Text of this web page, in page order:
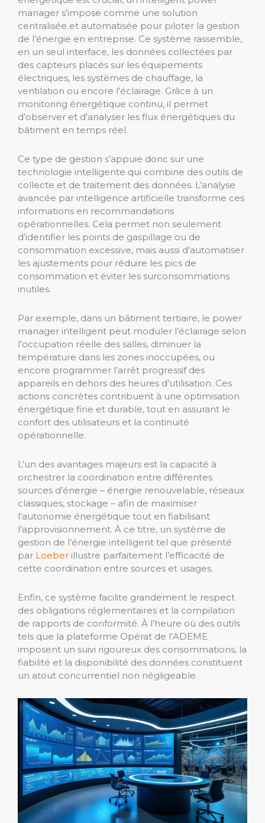
manager s’impose comme une solution
centralisée et automatisée pour piloter la gestion
de l’énergie en entreprise. Ce système rassemble,
en un seul interface, les données collectées par
des capteurs placés sur les équipements
électriques, les systèmes de chauffage, la
ventilation ou encore l’éclairage. Grâce à un
monitoring énergétique continu, il permet
d’observer et d’analyser les flux énergétiques du
bâtiment en temps réel.
Ce type de gestion s’appuie donc sur une
technologie intelligente qui combine des outils de
collecte et de traitement des données. L’analyse
avancée par intelligence artificielle transforme ces
informations en recommandations
opérationnelles. Cela permet non seulement
d’identifier les points de gaspillage ou de
consommation excessive, mais aussi d’automatiser
les ajustements pour réduire les pics de
consommation et éviter les surconsommations
inutiles.
Par exemple, dans un bâtiment tertiaire, le power
manager intelligent peut moduler l’éclairage selon
l’occupation réelle des salles, diminuer la
température dans les zones inoccupées, ou
encore programmer l’arrêt progressif des
appareils en dehors des heures d’utilisation. Ces
actions concrètes contribuent à une optimisation
énergétique fine et durable, tout en assurant le
confort des utilisateurs et la continuité
opérationnelle.
L’un des avantages majeurs est la capacité à
orchestrer la coordination entre différentes
sources d’énergie – énergie renouvelable, réseaux
classiques, stockage – afin de maximiser
l’autonomie énergétique tout en fiabilisant
l’approvisionnement. À ce titre, un système de
gestion de l’énergie intelligent tel que présenté
par Loeber illustre parfaitement l’efficacité de
cette coordination entre sources et usages.
Enfin, ce système facilite grandement le respect
des obligations réglementaires et la compilation
de rapports de conformité. À l’heure où des outils
tels que la plateforme Opérat de l’ADEME
imposent un suivi rigoureux des consommations, la
fiabilité et la disponibilité des données constituent
un atout concurrentiel non négligeable.